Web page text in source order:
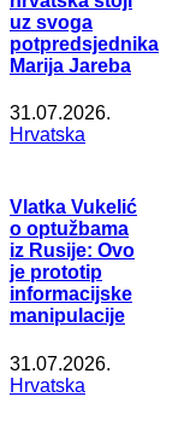
uz svoga
potpredsjednika
Marija Jareba
31.07.2026.
Hrvatska
Vlatka Vukelić
o optužbama
iz Rusije: Ovo
je prototip
informacijske
manipulacije
31.07.2026.
Hrvatska